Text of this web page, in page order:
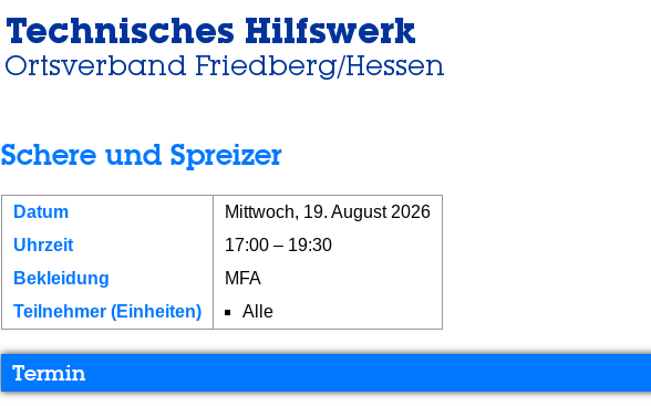
Schere und Spreizer
Datum
Mittwoch, 19. August 2026
Uhrzeit
17:00 – 19:30
Bekleidung
MFA
Teilnehmer (Einheiten)
Alle
Termin